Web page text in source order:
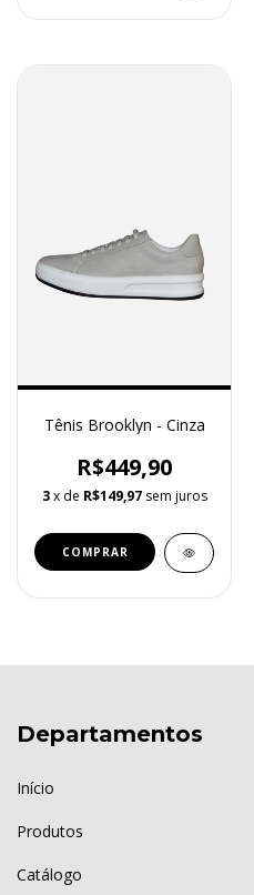
Tênis Brooklyn - Cinza
R$449,90
3 x de R$149,97 sem juros
COMPRAR
Departamentos
Início
Produtos
Catálogo